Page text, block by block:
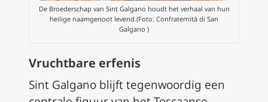
De Broederschap van Sint Galgano houdt het verhaal van hun
heilige naamgenoot levend.(Foto: Confraternità di San
Galgano )
Vruchtbare erfenis
Sint Galgano blijft tegenwoordig een